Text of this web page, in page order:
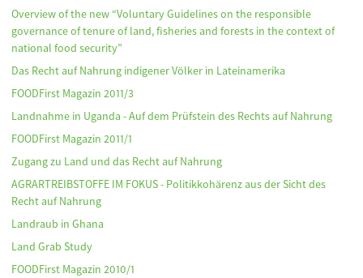
Overview of the new “Voluntary Guidelines on the responsible
governance of tenure of land, fisheries and forests in the context of
national food security”
Das Recht auf Nahrung indigener Völker in Lateinamerika
FOODFirst Magazin 2011/3
Landnahme in Uganda - Auf dem Prüfstein des Rechts auf Nahrung
FOODFirst Magazin 2011/1
Zugang zu Land und das Recht auf Nahrung
AGRARTREIBSTOFFE IM FOKUS - Politikkohärenz aus der Sicht des
Recht auf Nahrung
Landraub in Ghana
Land Grab Study
FOODFirst Magazin 2010/1